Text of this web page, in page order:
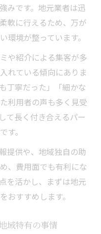
みです。地元業者は迅
軟に行えるため、万が
環境が整っています。
や紹介による集客が多
れている傾向にありま
丁寧だった」「細かな
利用者の声も多く見受
て長く付き合えるパー
す。
提供や、地域独自の助
、費用面でも有利にな
を活かし、まずは地元
おすすめします。
域特有の事情